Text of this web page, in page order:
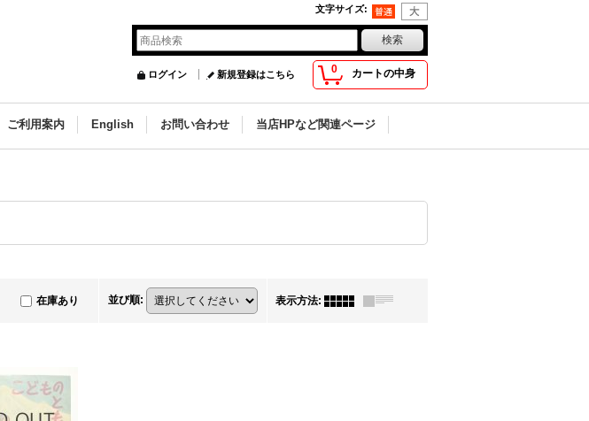
文字サイズ:
0 カートの中身
ログイン 新規登録はこちら
ご利用案内 English お問い合わせ 当店HPなど関連ページ
在庫あり 並び順: 表示方法: